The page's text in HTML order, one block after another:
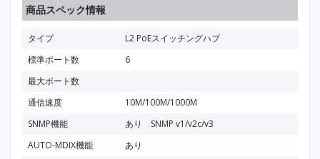
商品スペック情報
タイプ
L2 PoEスイッチングハブ
標準ポート数
6
最大ポート数
通信速度
10M/100M/1000M
SNMP機能
あり SNMP v1/v2c/v3
AUTO-MDIX機能
あり